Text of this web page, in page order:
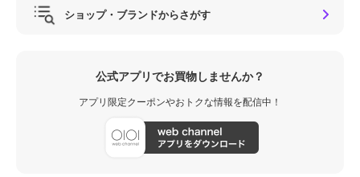
ショップ・ブランドからさがす
公式アプリでお買物しませんか？
アプリ限定クーポンやおトクな情報を配信中！